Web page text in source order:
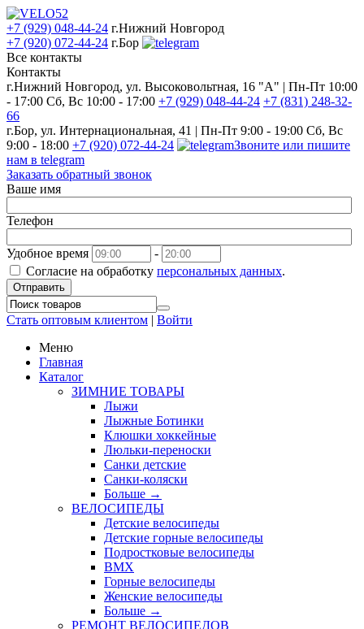
+7 (929) 048-44-24 г.Нижний Новгород
+7 (920) 072-44-24 г.Бор
Все контакты
Контакты
г.Нижний Новгород, ул. Высоковольтная, 16 "А" | Пн-Пт 10:00
- 17:00 Сб, Вс 10:00 - 17:00 +7 (929) 048-44-24 +7 (831) 248-32-
66
г.Бор, ул. Интернациональная, 41 | Пн-Пт 9:00 - 19:00 Сб, Вс
9:00 - 18:00 +7 (920) 072-44-24
Звоните или пишите
нам в telegram
Заказать обратный звонок
Ваше имя
Телефон
Удобное время
-
Согласие на обработку персональных данных.
Отправить
Стать оптовым клиентом | Войти
Меню
Главная
Каталог
ЗИМНИЕ ТОВАРЫ
Лыжи
Лыжные Ботинки
Клюшки хоккейные
Люльки-переноски
Санки детские
Санки-коляски
Больше →
ВЕЛОСИПЕДЫ
Детские велосипеды
Детские горные велосипеды
Подростковые велосипеды
BMX
Горные велосипеды
Женские велосипеды
Больше →
РЕМОНТ ВЕЛОСИПЕДОВ